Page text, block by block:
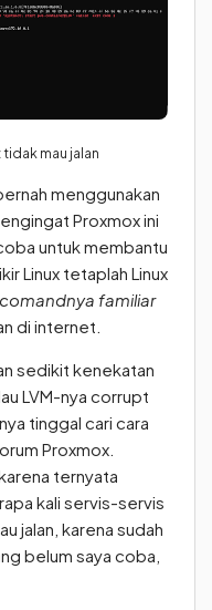
mau jalan
menggunakan
Proxmox ini
untuk membantu
Linux tetaplah Linux
familiar
di internet.
sedikit kenekatan
LVM-nya corrupt
tinggal cari cara
Proxmox.
ternyata
kali servis-servis
jalan, karena sudah
belum saya coba,